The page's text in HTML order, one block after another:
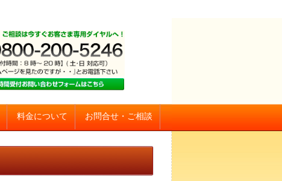
料金について お問合せ・ご相談